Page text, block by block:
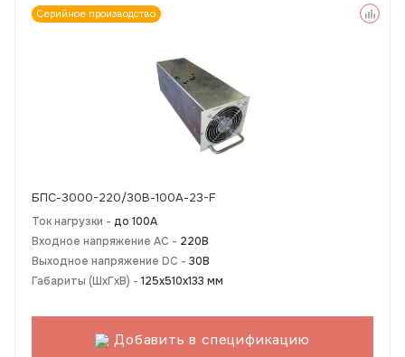
Серийное производство
БПС-3000-220/30В-100А-23-F
Ток нагрузки - до 100А
Входное напряжение AC - 220В
Выходное напряжение DC - 30В
Габариты (ШхГхВ) - 125х510х133 мм
Добавить в спецификацию